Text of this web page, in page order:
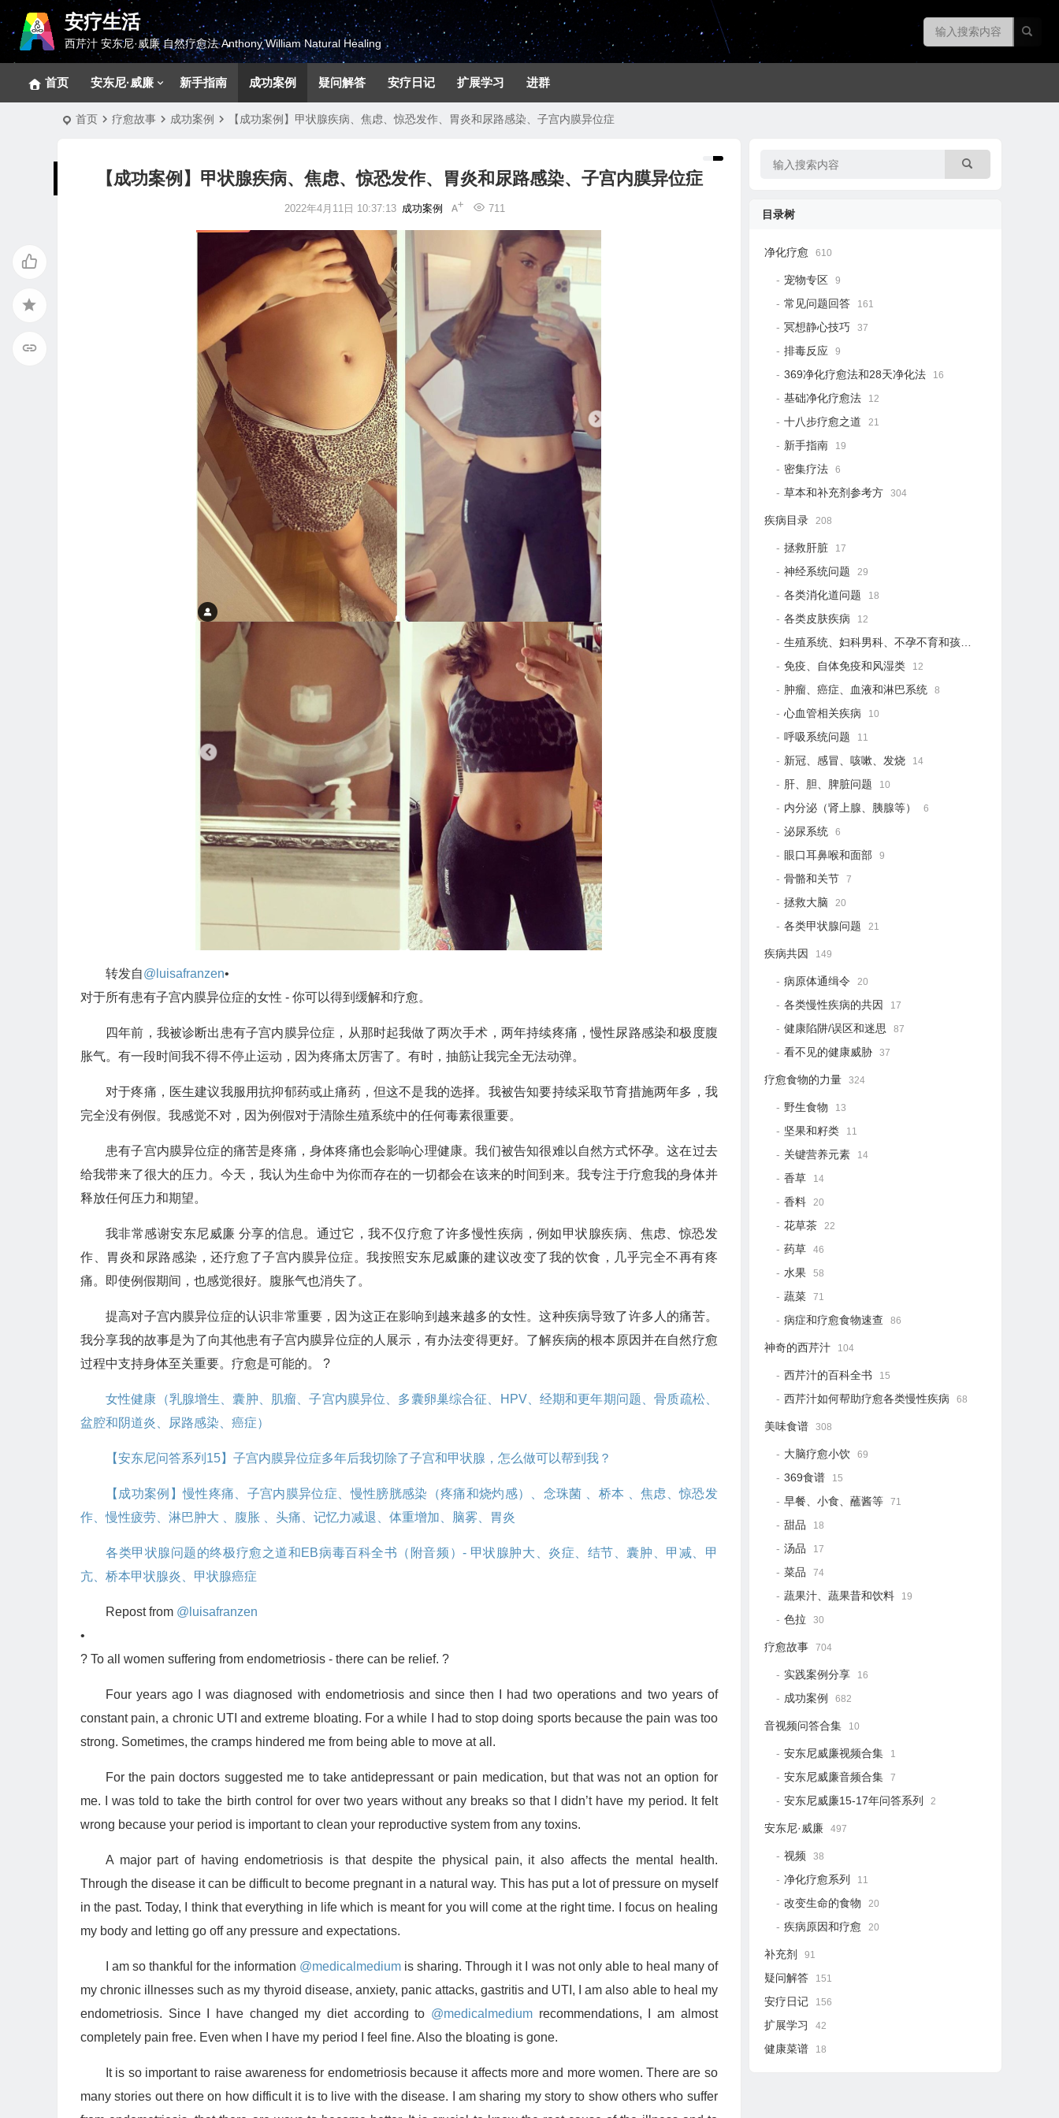
安疗生活
西芹汁 安东尼·威廉 自然疗愈法 Anthony William Natural Healing
首页 安东尼·威廉 新手指南 成功案例 疑问解答 安疗日记 扩展学习 进群
首页 疗愈故事 成功案例 【成功案例】甲状腺疾病、焦虑、惊恐发作、胃炎和尿路感染、子宫内膜异位症
【成功案例】甲状腺疾病、焦虑、惊恐发作、胃炎和尿路感染、子宫内膜异位症
2022年4月11日 10:37:13 成功案例 711
转发自@luisafranzen•
对于所有患有子宫内膜异位症的女性 - 你可以得到缓解和疗愈。
四年前，我被诊断出患有子宫内膜异位症，从那时起我做了两次手术，两年持续疼痛，慢性尿路感染和极度腹
胀气。有一段时间我不得不停止运动，因为疼痛太厉害了。有时，抽筋让我完全无法动弹。
对于疼痛，医生建议我服用抗抑郁药或止痛药，但这不是我的选择。我被告知要持续采取节育措施两年多，我
完全没有例假。我感觉不对，因为例假对于清除生殖系统中的任何毒素很重要。
患有子宫内膜异位症的痛苦是疼痛，身体疼痛也会影响心理健康。我们被告知很难以自然方式怀孕。这在过去
给我带来了很大的压力。今天，我认为生命中为你而存在的一切都会在该来的时间到来。我专注于疗愈我的身体并
释放任何压力和期望。
我非常感谢安东尼威廉 分享的信息。通过它，我不仅疗愈了许多慢性疾病，例如甲状腺疾病、焦虑、惊恐发
作、胃炎和尿路感染，还疗愈了子宫内膜异位症。我按照安东尼威廉的建议改变了我的饮食，几乎完全不再有疼
痛。即使例假期间，也感觉很好。腹胀气也消失了。
提高对子宫内膜异位症的认识非常重要，因为这正在影响到越来越多的女性。这种疾病导致了许多人的痛苦。
我分享我的故事是为了向其他患有子宫内膜异位症的人展示，有办法变得更好。了解疾病的根本原因并在自然疗愈
过程中支持身体至关重要。疗愈是可能的。 ?️
女性健康（乳腺增生、囊肿、肌瘤、子宫内膜异位、多囊卵巢综合征、HPV、经期和更年期问题、骨质疏松、
盆腔和阴道炎、尿路感染、癌症）
【安东尼问答系列15】子宫内膜异位症多年后我切除了子宫和甲状腺，怎么做可以帮到我？
【成功案例】慢性疼痛、子宫内膜异位症、慢性膀胱感染（疼痛和烧灼感）、念珠菌 ⁠、桥本 、焦虑、惊恐发
作、慢性疲劳、淋巴肿大 、腹胀 、头痛⁠、记忆力减退、体重增加、脑雾、胃炎
各类甲状腺问题的终极疗愈之道和EB病毒百科全书（附音频）- 甲状腺肿大、炎症、结节、囊肿、甲减、甲
亢、桥本甲状腺炎、甲状腺癌症
Repost from @luisafranzen
•
? To all women suffering from endometriosis - there can be relief. ?
Four years ago I was diagnosed with endometriosis and since then I had two operations and two years of
constant pain, a chronic UTI and extreme bloating. For a while I had to stop doing sports because the pain was too
strong. Sometimes, the cramps hindered me from being able to move at all.
For the pain doctors suggested me to take antidepressant or pain medication, but that was not an option for
me. I was told to take the birth control for over two years without any breaks so that I didn’t have my period. It felt
wrong because your period is important to clean your reproductive system from any toxins.
A major part of having endometriosis is that despite the physical pain, it also affects the mental health.
Through the disease it can be difficult to become pregnant in a natural way. This has put a lot of pressure on myself
in the past. Today, I think that everything in life which is meant for you will come at the right time. I focus on healing
my body and letting go off any pressure and expectations.
I am so thankful for the information @medicalmedium is sharing. Through it I was not only able to heal many of
my chronic illnesses such as my thyroid disease, anxiety, panic attacks, gastritis and UTI, I am also able to heal my
endometriosis. Since I have changed my diet according to @medicalmedium recommendations, I am almost
completely pain free. Even when I have my period I feel fine. Also the bloating is gone.
It is so important to raise awareness for endometriosis because it affects more and more women. There are so
many stories out there on how difficult it is to live with the disease. I am sharing my story to show others who suffer
目录树
净化疗愈 610
宠物专区 9
常见问题回答 161
冥想静心技巧 37
排毒反应 9
369净化疗愈法和28天净化法 16
基础净化疗愈法 12
十八步疗愈之道 21
新手指南 19
密集疗法 6
草本和补充剂参考方 304
疾病目录 208
拯救肝脏 17
神经系统问题 29
各类消化道问题 18
各类皮肤疾病 12
生殖系统、妇科男科、不孕不育和孩子健康
免疫、自体免疫和风湿类 12
肿瘤、癌症、血液和淋巴系统 8
心血管相关疾病 10
呼吸系统问题 11
新冠、感冒、咳嗽、发烧 14
肝、胆、脾脏问题 10
内分泌（肾上腺、胰腺等） 6
泌尿系统 6
眼口耳鼻喉和面部 9
骨骼和关节 7
拯救大脑 20
各类甲状腺问题 21
疾病共因 149
病原体通缉令 20
各类慢性疾病的共因 17
健康陷阱/误区和迷思 87
看不见的健康威胁 37
疗愈食物的力量 324
野生食物 13
坚果和籽类 11
关键营养元素 14
香草 14
香料 20
花草茶 22
药草 46
水果 58
蔬菜 71
病症和疗愈食物速查 86
神奇的西芹汁 104
西芹汁的百科全书 15
西芹汁如何帮助疗愈各类慢性疾病 68
美味食谱 308
大脑疗愈小饮 69
369食谱 15
早餐、小食、蘸酱等 71
甜品 18
汤品 17
菜品 74
蔬果汁、蔬果昔和饮料 19
色拉 30
疗愈故事 704
实践案例分享 16
成功案例 682
音视频问答合集 10
安东尼威廉视频合集 1
安东尼威廉音频合集 7
安东尼威廉15-17年问答系列 2
安东尼·威廉 497
视频 38
净化疗愈系列 11
改变生命的食物 20
疾病原因和疗愈 20
补充剂 91
疑问解答 151
安疗日记 156
扩展学习 42
健康菜谱 18